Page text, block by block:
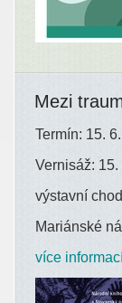
Mezi
Termín: 15.
Vernisáž:
výstavní
Mariánské
více